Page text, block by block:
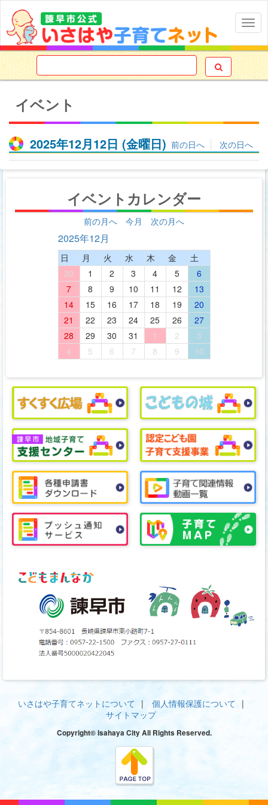

イベント
2025年12月12日 (金曜日) 前の日へ 次の日へ
イベントカレンダー
前の月へ 今月 次の月へ
2025年12月
日 月 火 水 木 金
土
30
1 2 3 4 5
6
7
8 9 10 11 12
13
14
15 16 17 18 19
20
21
22 23 24 25 26
27
28
29 30 31 1 2
3
4
5 6 7 8 9 10
いさはや子育てネットについて
個人情報保護について
サイトマップ
Copyright© Isahaya City All Rights Reserved.